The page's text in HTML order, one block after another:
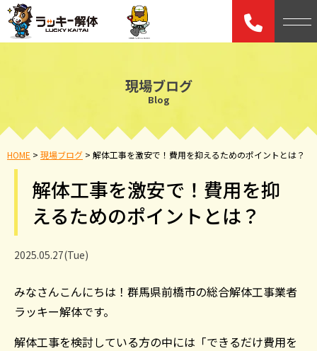
現場ブログ
Blog
HOME > 現場ブログ > 解体工事を激安で！費用を抑えるためのポイントとは？
解体工事を激安で！費用を抑
えるためのポイントとは？
2025.05.27(Tue)
みなさんこんにちは！群馬県前橋市の総合解体工事業者
ラッキー解体です。
解体工事を検討している方の中には「できるだけ費用を